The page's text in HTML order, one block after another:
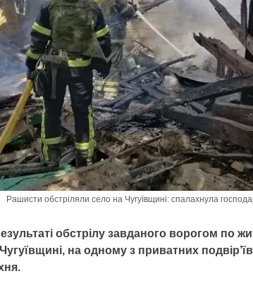
Рашисти обстріляли село на Чугуївщині: спалахнула
обстрілу завданого ворогом по
на одному з приватних